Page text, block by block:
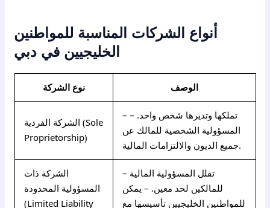
أنواع الشركات المناسبة للمواطنين
الخليجيين في دبي
نوع الشركة الوصف
الشركة الفردية (Sole
Proprietorship)
– تملكها وتديرها شخص واحد. –
المسؤولية الشخصية للمالك عن
جميع الديون والالتزامات المالية.
الشركة ذات
المسؤولية المحدودة
(Limited Liability
– تقلل المسؤولية المالية
للمالكين لحد معين. – يمكن
للمواطنين الخليجيين تأسيسها مع